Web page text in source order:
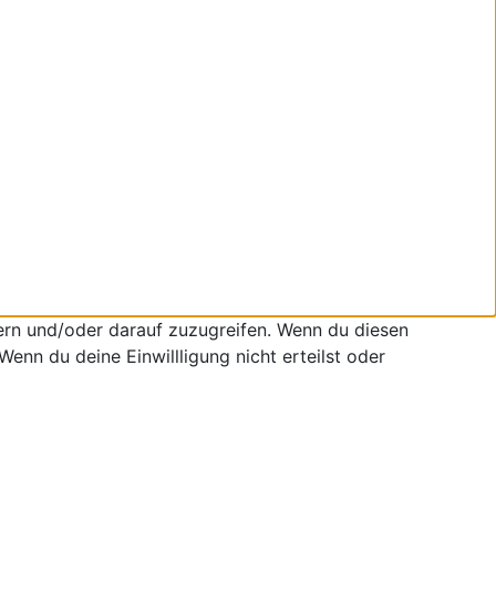
und/oder darauf zuzugreifen. Wenn du diesen
du deine Einwillligung nicht erteilst oder